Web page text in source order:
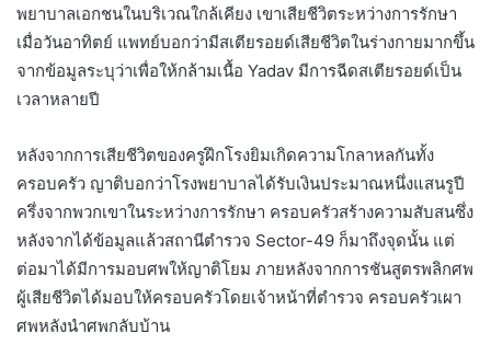
พยาบาลเอกชนในบริเวณใกล้เคียง เขาเสียชีวิตระหว่างการรักษา
เมื่อวันอาทิตย์ แพทย์บอกว่ามีสเตียรอยด์เสียชีวิตในร่างกายมากขึ้น
จากข้อมูลระบุว่าเพื่อให้กล้ามเนื้อ Yadav มีการฉีดสเตียรอยด์เป็น
เวลาหลายปี
หลังจากการเสียชีวิตของครูฝึกโรงยิมเกิดความโกลาหลกันทั้ง
ครอบครัว ญาติบอกว่าโรงพยาบาลได้รับเงินประมาณหนึ่งแสนรูปี
ครึ่งจากพวกเขาในระหว่างการรักษา ครอบครัวสร้างความสับสนซึ่ง
หลังจากได้ข้อมูลแล้วสถานีตำรวจ Sector-49 ก็มาถึงจุดนั้น แต่
ต่อมาได้มีการมอบศพให้ญาติโยม ภายหลังจากการชันสูตรพลิกศพ
ผู้เสียชีวิตได้มอบให้ครอบครัวโดยเจ้าหน้าที่ตำรวจ ครอบครัวเผา
ศพหลังนำศพกลับบ้าน